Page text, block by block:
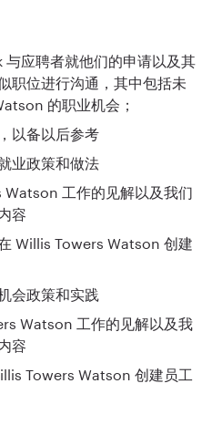
应聘者就他们的申请以及其
职位进行沟通，其中包括未
的职业机会；
以备以后参考
业政策和做法
工作的见解以及我们
容
Willis Towers Watson 创建
会政策和实践
Watson 工作的见解以及我
容
Towers Watson 创建员工